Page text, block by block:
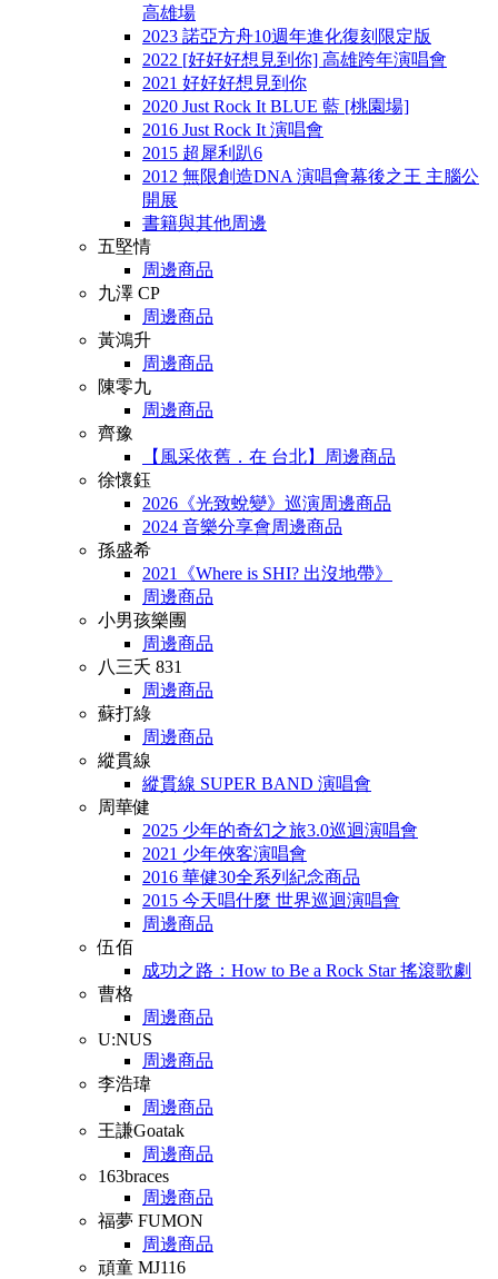
高雄場
2023 諾亞方舟10週年進化復刻限定版
2022 [好好好想見到你] 高雄跨年演唱會
2021 好好好想見到你
2020 Just Rock It BLUE 藍 [桃園場]
2016 Just Rock It 演唱會
2015 超犀利趴6
2012 無限創造DNA 演唱會幕後之王 主腦公
開展
書籍與其他周邊
五堅情
周邊商品
九澤 CP
周邊商品
黃鴻升
周邊商品
陳零九
周邊商品
齊豫
【風采依舊．在 台北】周邊商品
徐懷鈺
2026《光致蛻變》巡演周邊商品
2024 音樂分享會周邊商品
孫盛希
2021《Where is SHI? 出沒地帶》
周邊商品
小男孩樂團
周邊商品
八三夭 831
周邊商品
蘇打綠
周邊商品
縱貫線
縱貫線 SUPER BAND 演唱會
周華健
2025 少年的奇幻之旅3.0巡迴演唱會
2021 少年俠客演唱會
2016 華健30全系列紀念商品
2015 今天唱什麼 世界巡迴演唱會
周邊商品
伍佰
成功之路：How to Be a Rock Star 搖滾歌劇
曹格
周邊商品
U:NUS
周邊商品
李浩瑋
周邊商品
王謙Goatak
周邊商品
163braces
周邊商品
福夢 FUMON
周邊商品
頑童 MJ116